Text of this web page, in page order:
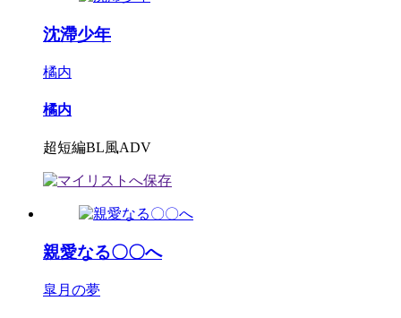
沈滯少年
橘内
橘内
超短編BL風ADV
親愛なる〇〇へ
皐月の夢